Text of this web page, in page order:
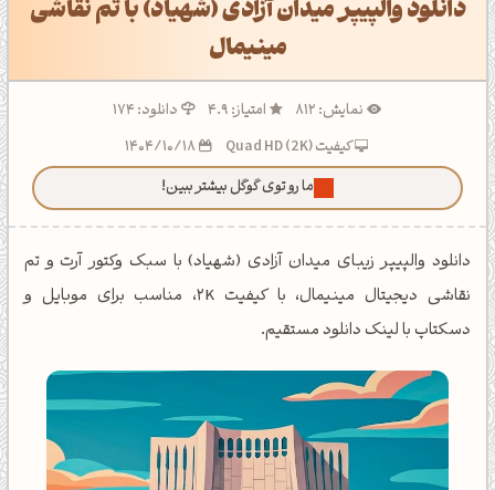
دانلود والپیپر میدان آزادی (شهیاد) با تم نقاشی
مینیمال
نمایش: 812 امتیاز: 4.9
دانلود: 174
کیفیت Quad HD (2K)
ما رو توی گوگل بیشتر ببین!
دانلود والپیپر زیبای میدان آزادی (شهیاد) با سبک وکتور آرت و تم
نقاشی دیجیتال مینیمال، با کیفیت 2K، مناسب برای موبایل و
دسکتاپ با لینک دانلود مستقیم.